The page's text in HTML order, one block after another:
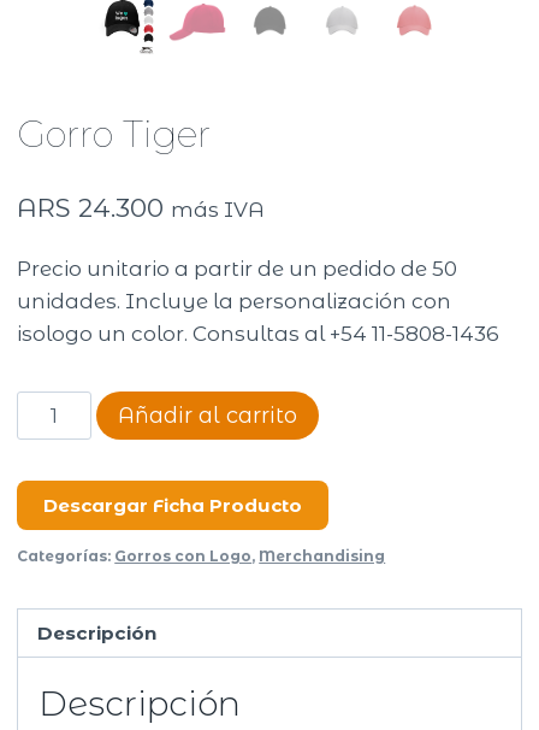
Gorro Tiger
ARS 24.300 más IVA
Precio unitario a partir de un pedido de 50
unidades. Incluye la personalización con
isologo un color. Consultas al +54 11-5808-1436
Gorro
Tiger
Añadir al carrito
Descargar Ficha Producto
Categorías: Gorros con Logo, Merchandising
Descripción
Descripción